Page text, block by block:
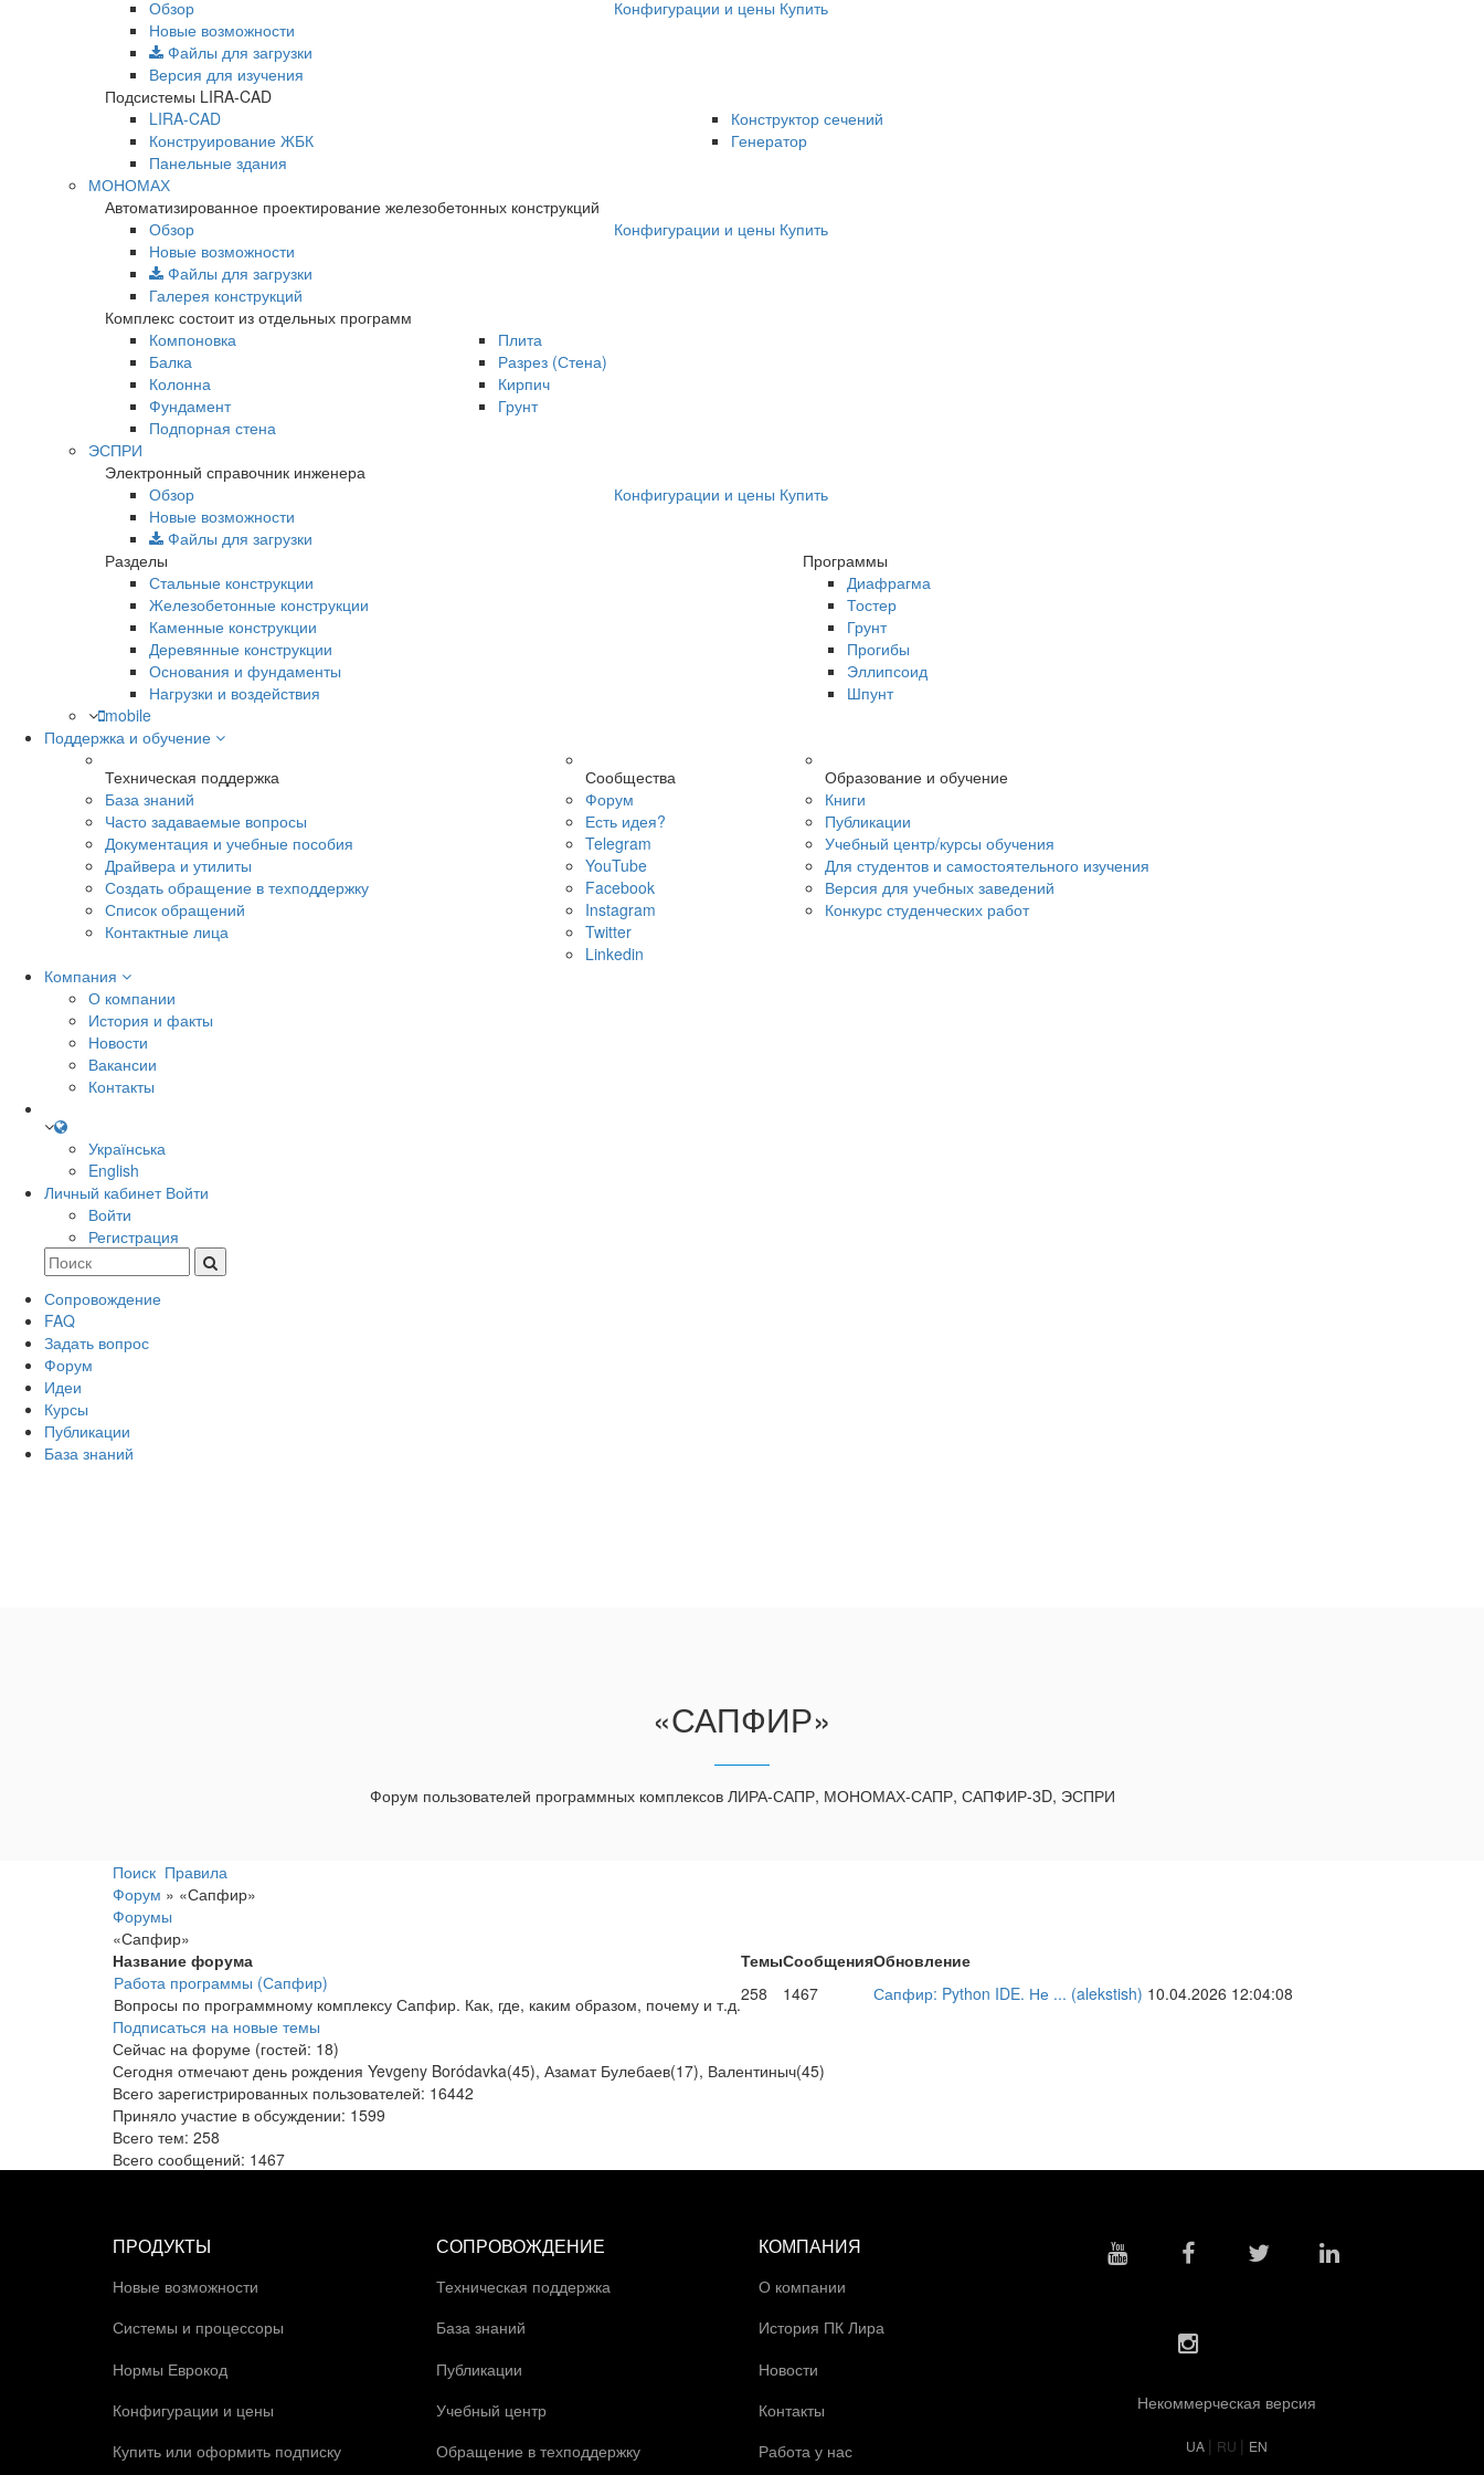
Обзор
Новые возможности
Файлы для загрузки
Версия для изучения
Конфигурации и цены Купить
Подсистемы LIRA-CAD
LIRA-CAD
Конструирование ЖБК
Панельные здания
Конструктор сечений
Генератор
МОНОМАХ
Автоматизированное проектирование железобетонных конструкций
Обзор
Новые возможности
Файлы для загрузки
Галерея конструкций
Конфигурации и цены Купить
Комплекс состоит из отдельных программ
Компоновка
Балка
Колонна
Фундамент
Подпорная стена
Плита
Разрез (Стена)
Кирпич
Грунт
ЭСПРИ
Электронный справочник инженера
Обзор
Новые возможности
Файлы для загрузки
Конфигурации и цены Купить
Разделы
Программы
Стальные конструкции
Железобетонные конструкции
Каменные конструкции
Деревянные конструкции
Основания и фундаменты
Нагрузки и воздействия
Диафрагма
Тостер
Грунт
Прогибы
Эллипсоид
Шпунт
mobile
Поддержка и обучение
Техническая поддержка
База знаний
Часто задаваемые вопросы
Документация и учебные пособия
Драйвера и утилиты
Создать обращение в техподдержку
Список обращений
Контактные лица
Сообщества
Форум
Есть идея?
Telegram
YouTube
Facebook
Instagram
Twitter
Linkedin
Образование и обучение
Книги
Публикации
Учебный центр/курсы обучения
Для студентов и самостоятельного изучения
Версия для учебных заведений
Конкурс студенческих работ
Компания
О компании
История и факты
Новости
Вакансии
Контакты
Українська
English
Личный кабинет Войти
Войти
Регистрация
Сопровождение
FAQ
Задать вопрос
Форум
Идеи
Курсы
Публикации
База знаний
«САПФИР»
Форум пользователей программных комплексов ЛИРА-САПР, МОНОМАХ-САПР, САПФИР-3D, ЭСПРИ
Поиск Правила
Форум » «Сапфир»
Форумы
«Сапфир»
Название форума
ТемыСообщенияОбновление
Работа программы (Сапфир)
Вопросы по программному комплексу Сапфир. Как, где, каким образом, почему и т.д.258 1467 Сапфир: Python IDE. Не ... (alekstish) 10.04.2026 12:04:08
Подписаться на новые темы
Сейчас на форуме (гостей: 18)
Сегодня отмечают день рождения Yevgeny Boródavka(45), Азамат Булебаев(17), Валентиныч(45)
Всего зарегистрированных пользователей: 16442
Приняло участие в обсуждении: 1599
Всего тем: 258
Всего сообщений: 1467
ПРОДУКТЫ
Новые возможности
Системы и процессоры
Нормы Еврокод
Конфигурации и цены
Купить или оформить подписку
СОПРОВОЖДЕНИЕ
Техническая поддержка
База знаний
Публикации
Учебный центр
Обращение в техподдержку
КОМПАНИЯ
О компании
История ПК Лира
Новости
Контакты
Работа у нас
Некоммерческая версия
UA | RU | EN